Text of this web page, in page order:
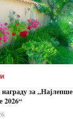
за „Најлепше
2026“